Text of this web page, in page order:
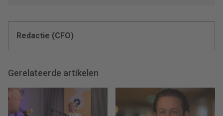
Redactie (CFO)
Gerelateerde artikelen